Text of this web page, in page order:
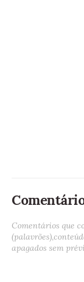
Comentários que
apagados sem